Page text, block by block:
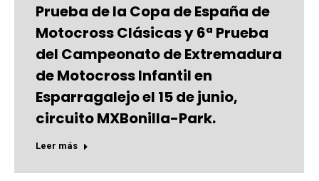
Prueba de la Copa de España de
Motocross Clásicas y 6ª Prueba
del Campeonato de Extremadura
de Motocross Infantil en
Esparragalejo el 15 de junio,
circuito MXBonilla-Park.
Leer más